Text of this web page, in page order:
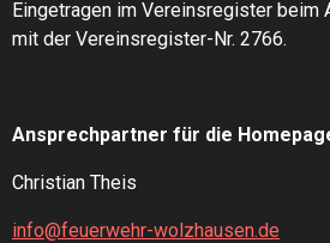
Eingetragen im Vereinsregister beim
mit der Vereinsregister-Nr. 2766.
Ansprechpartner für die
Christian Theis
info@feuerwehr-wolzhausen.de